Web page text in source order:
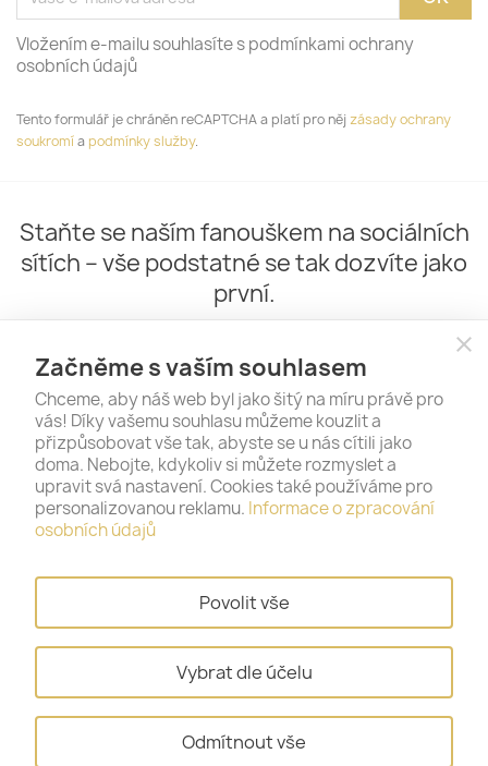
Vložením e-mailu souhlasíte s podmínkami ochrany
osobních údajů
Tento formulář je chráněn reCAPTCHA a platí pro něj zásady ochrany
soukromía podmínky služby.
Staňte se naším fanouškem na sociálních
sítích – vše podstatné se tak dozvíte jako
první.
PRODUKTY
NAŠE SPOLEČNOST 

INFORMACE O OBCHODU keyboard_arrow_down
close
Začněme s vaším souhlasem
Chceme, aby náš web byl jako šitý na míru právě pro
vás! Díky vašemu souhlasu můžeme kouzlit a
přizpůsobovat vše tak, abyste se u nás cítili jako
doma. Nebojte, kdykoliv si můžete rozmyslet a
upravit svá nastavení. Cookies také používáme pro
personalizovanou reklamu. Informace o zpracování
osobních údajů
Povolit vše
Vybrat dle účelu
Odmítnout vše